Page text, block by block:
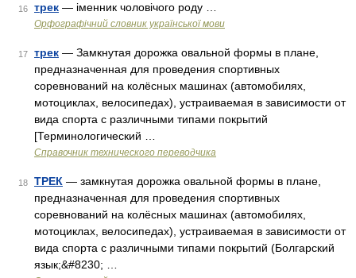
16 трек — іменник чоловічого роду …
Орфографічний словник української мови
17 трек — Замкнутая дорожка овальной формы в плане,
предназначенная для проведения спортивных
соревнований на колёсных машинах (автомобилях,
мотоциклах, велосипедах), устраиваемая в зависимости от
вида спорта с различными типами покрытий
[Терминологический …
Справочник технического переводчика
18 ТРЕК — замкнутая дорожка овальной формы в плане,
предназначенная для проведения спортивных
соревнований на колёсных машинах (автомобилях,
мотоциклах, велосипедах), устраиваемая в зависимости от
вида спорта с различными типами покрытий (Болгарский
язык;&#8230; …